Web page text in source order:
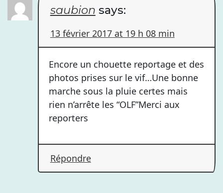
saubion says:
13 février 2017 at 19 h 08 min
Encore un chouette reportage et des
photos prises sur le vif…Une bonne
marche sous la pluie certes mais
rien n’arrête les “OLF”Merci aux
reporters
Répondre